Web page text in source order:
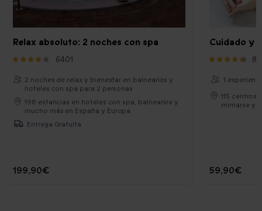
Relax absoluto: 2 noches con spa
6401
2 noches de relax y bienestar en balnearios y
hoteles con spa para 2 personas
196 estancias en hoteles con spa, balnearios y
mucho más en España y Europa
Entrega Gratuita
199,90€
Cuidado y
1
115 centros
mimarse y
59,90€